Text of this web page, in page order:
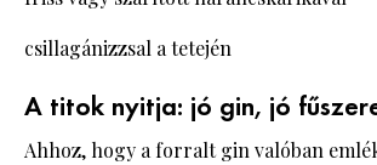
csillagánizzsal a tetején
A titok nyitja: jó gin, jó
Ahhoz, hogy a forralt gin valóban